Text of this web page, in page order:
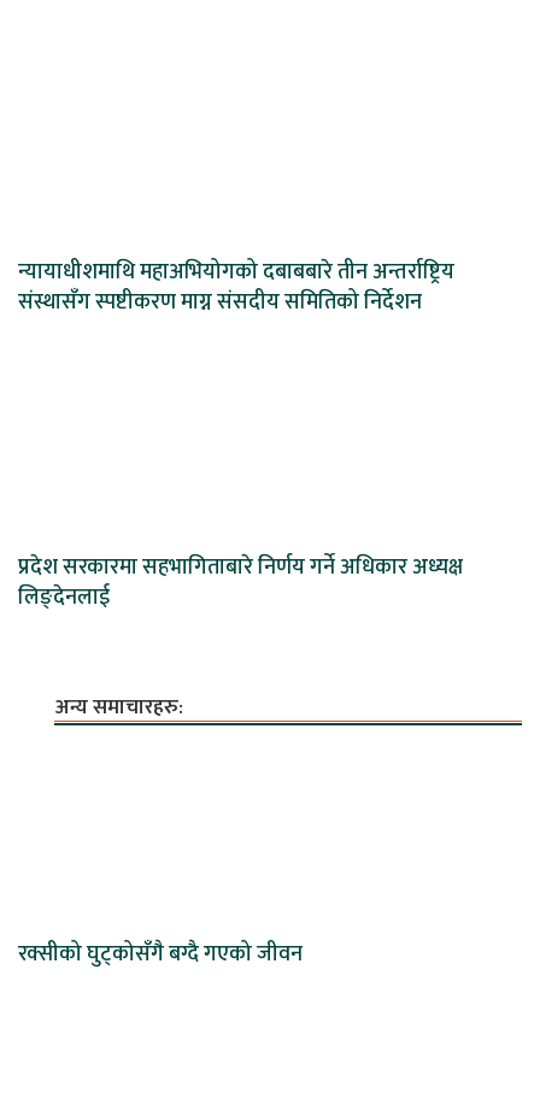
न्यायाधीशमाथि महाअभियोगको दबाबबारे तीन अन्तर्राष्ट्रिय
संस्थासँग स्पष्टीकरण माग्न संसदीय समितिको निर्देशन
प्रदेश सरकारमा सहभागिताबारे निर्णय गर्ने अधिकार अध्यक्ष
लिङ्देनलाई
अन्य समाचारहरु:
रक्सीको घुट्कोसँगै बग्दै गएको जीवन